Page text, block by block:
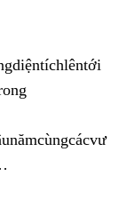
diệntíchlêntới
nămcùngcácvư